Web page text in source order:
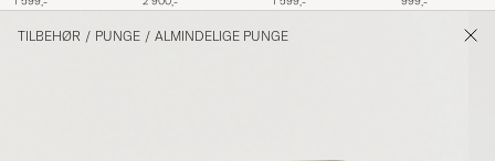
Wallet Black
Billfold Black
TILBEHØR / PUNGE / ALMINDELIGE PUNGE